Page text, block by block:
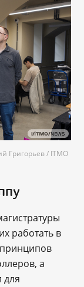
Григорьев / ITMO
работать в
а
для